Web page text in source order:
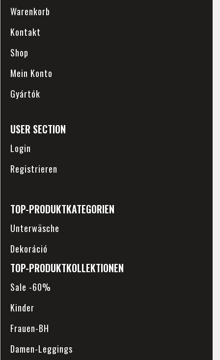
Warenkorb
Kontakt
Shop
Mein Konto
Gyártók
USER SECTION
Login
Registrieren
TOP-PRODUKTKATEGORIEN
Unterwäsche
Dekoráció
TOP-PRODUKTKOLLEKTIONEN
Sale -60%
Kinder
Frauen-BH
Damen-Leggings